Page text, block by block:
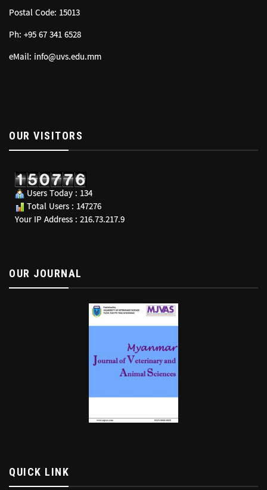
Postal Code: 15013
Ph: +95 67 341 6528
eMail: info@uvs.edu.mm
OUR VISITORS
Users Today : 134
Total Users : 147276
Your IP Address : 216.73.217.9
OUR JOURNAL
QUICK LINK